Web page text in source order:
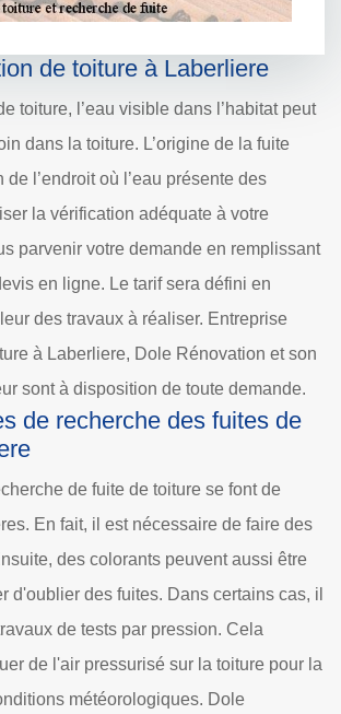
de toiture à Laberliere
toiture, l’eau visible dans l’habitat peut
dans la toiture. L’origine de la fuite
de l’endroit où l’eau présente des
la vérification adéquate à votre
parvenir votre demande en remplissant
en ligne. Le tarif sera défini en
des travaux à réaliser. Entreprise
à Laberliere, Dole Rénovation et son
sont à disposition de toute demande.
de recherche des fuites de
de fuite de toiture se font de
En fait, il est nécessaire de faire des
des colorants peuvent aussi être
d'oublier des fuites. Dans certains cas, il
de tests par pression. Cela
de l'air pressurisé sur la toiture pour la
météorologiques. Dole